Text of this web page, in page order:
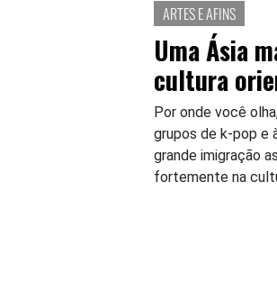
ARTES E AFINS
Uma Ásia
cultura
Por onde você
grupos de k-pop e
grande imigração
fortemente na